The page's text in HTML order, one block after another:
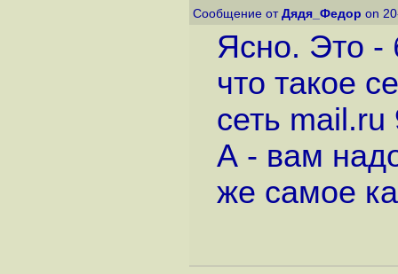
Сообщение от Дядя_Федор on
Ясно. Это -
что такое
сеть
А - вам
же самое